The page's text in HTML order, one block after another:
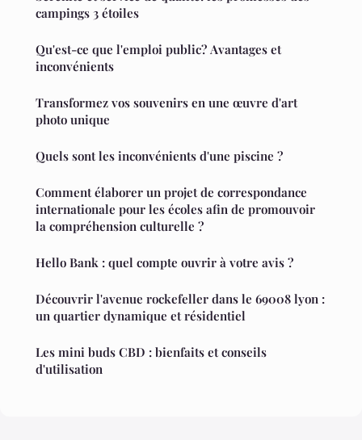
campings 3 étoiles
Qu'est-ce que l'emploi public? Avantages et
inconvénients
Transformez vos souvenirs en une œuvre d'art
photo unique
Quels sont les inconvénients d'une piscine ?
Comment élaborer un projet de correspondance
internationale pour les écoles afin de promouvoir
la compréhension culturelle ?
Hello Bank : quel compte ouvrir à votre avis ?
Découvrir l'avenue rockefeller dans le 69008 lyon :
un quartier dynamique et résidentiel
Les mini buds CBD : bienfaits et conseils
d'utilisation